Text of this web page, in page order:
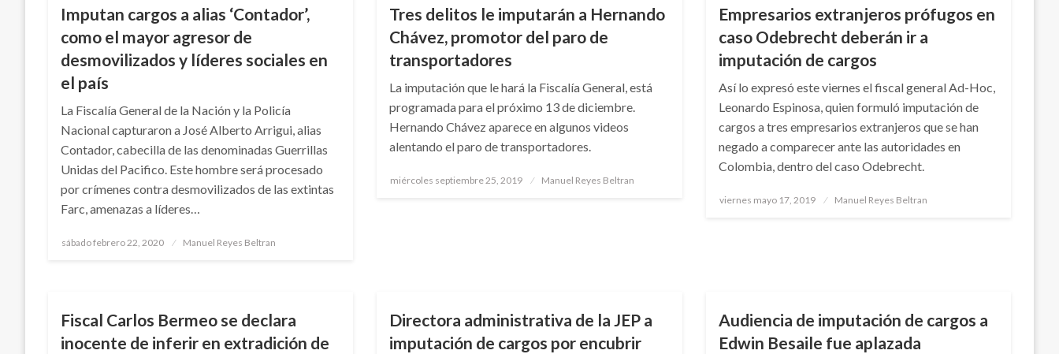
Imputan cargos a alias ‘Contador’,
como el mayor agresor de
desmovilizados y líderes sociales en
el país
La Fiscalía General de la Nación y la Policía
Nacional capturaron a José Alberto Arrigui, alias
Contador, cabecilla de las denominadas Guerrillas
Unidas del Pacifico. Este hombre será procesado
por crímenes contra desmovilizados de las extintas
Farc, amenazas a líderes…
Publicado
sábado febrero 22, 2020 Manuel Reyes Beltran
Tres delitos le imputarán a Hernando
Chávez, promotor del paro de
transportadores
La imputación que le hará la Fiscalía General, está
programada para el próximo 13 de diciembre.
Hernando Chávez aparece en algunos videos
alentando el paro de transportadores.
Publicado
miércoles septiembre 25, 2019 Manuel Reyes Beltran
Empresarios extranjeros prófugos en
caso Odebrecht deberán ir a
imputación de cargos
Así lo expresó este viernes el fiscal general Ad-Hoc,
Leonardo Espinosa, quien formuló imputación de
cargos a tres empresarios extranjeros que se han
negado a comparecer ante las autoridades en
Colombia, dentro del caso Odebrecht.
Publicado
viernes mayo 17, 2019 Manuel Reyes Beltran
Fiscal Carlos Bermeo se declara
inocente de inferir en extradición de
Directora administrativa de la JEP a
imputación de cargos por encubrir
Audiencia de imputación de cargos a
Edwin Besaile fue aplazada